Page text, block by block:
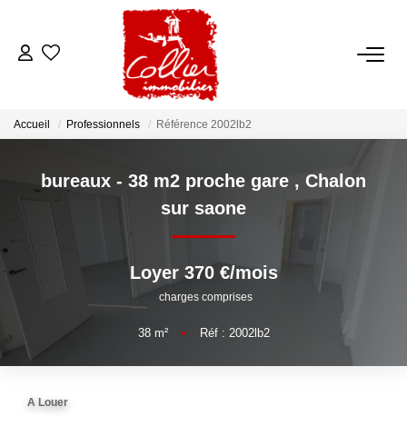
ACCUEIL
A Vendre
A Louer
NOS SERVICES
Transaction
Accueil Professionnels Référence 2002lb2
bureaux - 38 m2 proche gare , Chalon
sur saone
Loyer 370 €/mois
charges comprises
38m² • Réf : 2002lb2
A Louer